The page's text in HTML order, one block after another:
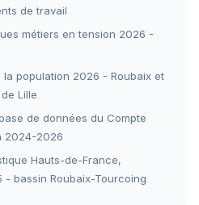
de travail
métiers en tension 2026 -
la population 2026 - Roubaix et
Lille
de données du Compte
2024-2026
Hauts-de-France,
bassin Roubaix-Tourcoing